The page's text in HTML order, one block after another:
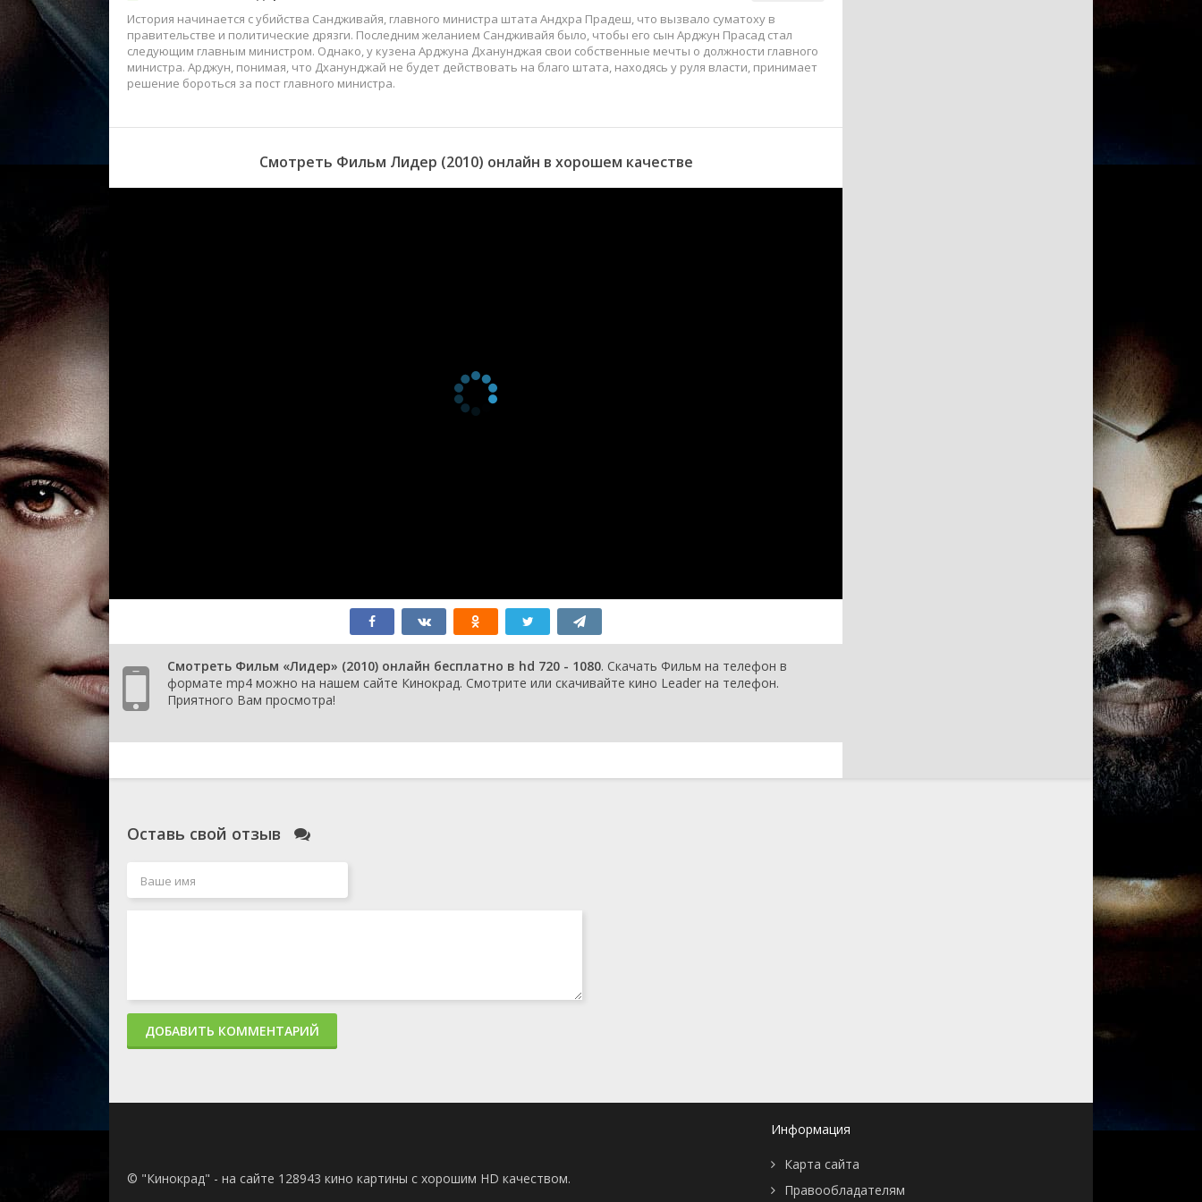
История начинается с убийства Сандживайя, главного министра штата Андхра Прадеш, что вызвало суматоху в
правительстве и политические дрязги. Последним желанием Сандживайя было, чтобы его сын Арджун Прасад стал
следующим главным министром. Однако, у кузена Арджуна Дханунджая свои собственные мечты о должности главного
министра. Арджун, понимая, что Дханунджай не будет действовать на благо штата, находясь у руля власти, принимает
решение бороться за пост главного министра.
Смотреть Фильм Лидер (2010) онлайн в хорошем качестве
Смотреть Фильм «Лидер» (2010) онлайн бесплатно в hd 720 - 1080. Скачать Фильм на телефон в
формате mp4 можно на нашем сайте Кинокрад. Смотрите или скачивайте кино Leader на телефон.
Приятного Вам просмотра!
Оставь свой отзыв
ДОБАВИТЬ КОММЕНТАРИЙ
© "Кинокрад" - на сайте 128943 кино картины с хорошим HD качеством.
Информация
Карта сайта
Правообладателям